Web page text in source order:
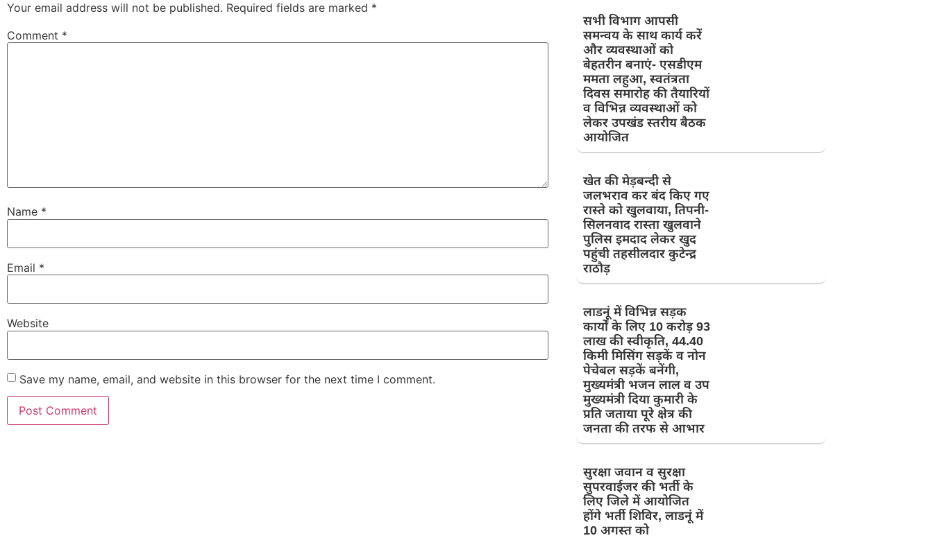
Your email address will not be published. Required fields are marked *
Comment *
Name *
Email *
Website
Save my name, email, and website in this browser for the next time I comment.
सभी विभाग आपसी
समन्वय के साथ कार्य करें
और व्यवस्थाओं को
बेहतरीन बनाएं- एसडीएम
ममता लहुआ, स्वतंत्रता
दिवस समारोह की तैयारियों
व विभिन्न व्यवस्थाओं को
लेकर उपखंड स्तरीय बैठक
आयोजित
खेत की मेड़बन्दी से
जलभराव कर बंद किए गए
रास्ते को खुलवाया, तिपनी-
सिलनवाद रास्ता खुलवाने
पुलिस इमदाद लेकर खुद
पहुंची तहसीलदार कुटेन्द्र
राठौड़
लाडनूं में विभिन्न सड़क
कार्यों के लिए 10 करोड़ 93
लाख की स्वीकृति, 44.40
किमी मिसिंग सड़कें व नोन
पेचेबल सड़कें बनेंगी,
मुख्यमंत्री भजन लाल व उप
मुख्यमंत्री दिया कुमारी के
प्रति जताया पूरे क्षेत्र की
जनता की तरफ से आभार
सुरक्षा जवान व सुरक्षा
सुपरवाईजर की भर्ती के
लिए जिले में आयोजित
होंगे भर्ती शिविर, लाडनूं में
10 अगस्त को